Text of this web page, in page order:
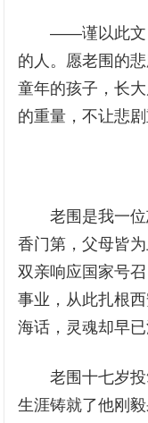
——谨以此文，
的人。愿老围的
童年的孩子，长
的重量，不让悲剧
老围是我一位
香门第，父母皆
双亲响应国家号
事业，从此扎根
海话，灵魂却早
老围十七岁投
生涯铸就了他刚